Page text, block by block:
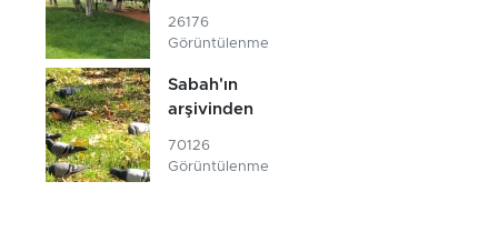
26176
Görüntülenme
Sabah'ın
arşivinden
70126
Görüntülenme